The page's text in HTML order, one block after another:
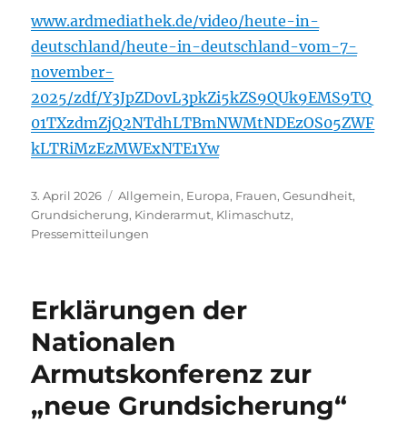
www.ardmediathek.de/video/heute-in-
deutschland/heute-in-deutschland-vom-7-
november-
2025/zdf/Y3JpZDovL3pkZi5kZS9QUk9EMS9TQ
01TXzdmZjQ2NTdhLTBmNWMtNDEzOS05ZWF
kLTRiMzEzMWExNTE1Yw
Veröffentlicht
am
3. April 2026 Kategorien
Allgemein, Europa, Frauen,Gesundheit,
Grundsicherung, Kinderarmut, Klimaschutz,
Pressemitteilungen
Erklärungen der
Nationalen
Armutskonferenz zur
„neue Grundsicherung“